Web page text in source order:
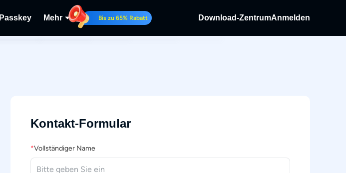
Passkey Mehr Bis zu 65% Rabatt Download-ZentrumAnmelden
Kontakt-Formular